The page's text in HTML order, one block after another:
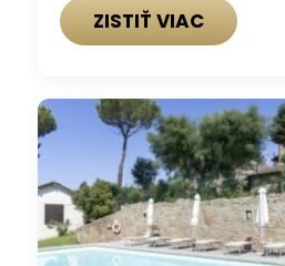
ZISTIŤ VIAC